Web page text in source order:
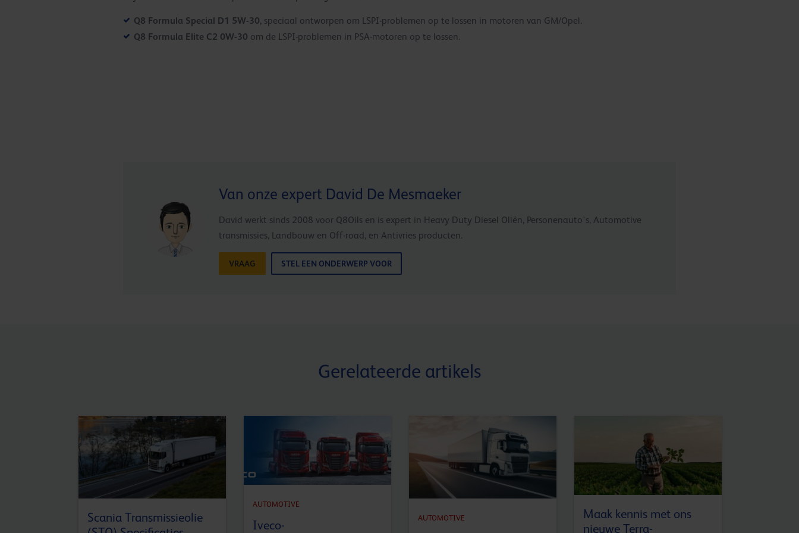
Q8 Formula Special D1 5W-30, speciaal ontworpen om LSPI-problemen op te lossen in motoren van GM/Opel.
Q8 Formula Elite C2 0W-30 om de LSPI-problemen in PSA-motoren op te lossen.
Van onze expert David De Mesmaeker
David werkt sinds 2008 voor Q8Oils en is expert in Heavy Duty Diesel Oliën, Personenauto's, Automotive
transmissies, Landbouw en Off-road, en Antivries producten.
VRAAG STEL EEN ONDERWERP VOOR
Gerelateerde artikels
Scania Transmissieolie
AUTOMOTIVE
Iveco-
AUTOMOTIVE
Maak kennis met ons
nieuwe Terra-